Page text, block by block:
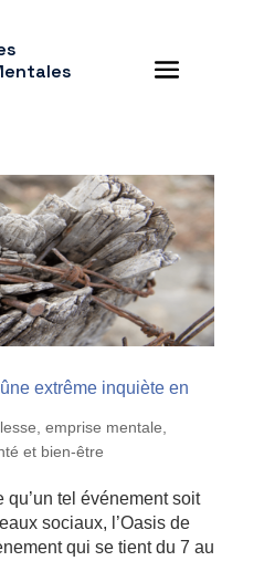
extrême inquiète en
, emprise mentale,
et bien-être
qu’un tel événement soit
sociaux, l’Oasis de
qui se tient du 7 au